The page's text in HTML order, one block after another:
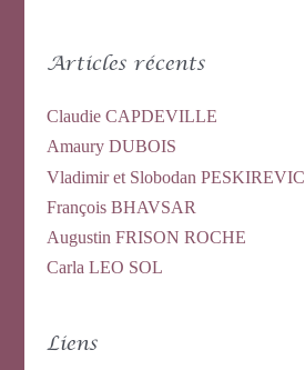
Articles récents
Claudie CAPDEVILLE
Amaury DUBOIS
Vladimir et Slobodan PESKIREVIC
François BHAVSAR
Augustin FRISON ROCHE
Carla LEO SOL
Liens